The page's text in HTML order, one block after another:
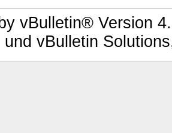
vBulletin® Version
und vBulletin